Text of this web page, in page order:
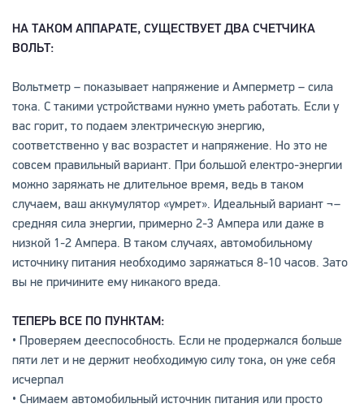
НА ТАКОМ АППАРАТЕ, СУЩЕСТВУЕТ ДВА СЧЕТЧИКА
ВОЛЬТ:
Вольтметр – показывает напряжение и Амперметр – сила
тока. С такими устройствами нужно уметь работать. Если у
вас горит, то подаем электрическую энергию,
соответственно у вас возрастет и напряжение. Но это не
совсем правильный вариант. При большой електро-энергии
можно заряжать не длительное время, ведь в таком
случаем, ваш аккумулятор «умрет». Идеальный вариант ¬–
средняя сила энергии, примерно 2-3 Ампера или даже в
низкой 1-2 Ампера. В таком случаях, автомобильному
источнику питания необходимо заряжаться 8-10 часов. Зато
вы не причините ему никакого вреда.
ТЕПЕРЬ ВСЕ ПО ПУНКТАМ:
• Проверяем дееспособность. Если не продержался больше
пяти лет и не держит необходимую силу тока, он уже себя
исчерпал
• Снимаем автомобильный источник питания или просто